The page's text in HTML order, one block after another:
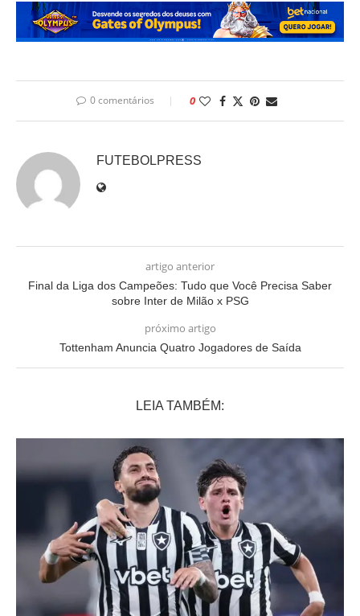
0 comentários 0
FUTEBOLPRESS
artigo anterior
Final da Liga dos Campeões: Tudo que Você Precisa Saber
sobre Inter de Milão x PSG
próximo artigo
Tottenham Anuncia Quatro Jogadores de Saída
LEIA TAMBÉM: